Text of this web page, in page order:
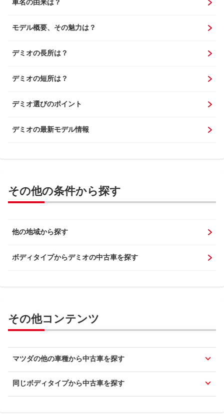
車名の由来は？
モデル概要、その魅力は？
デミオの長所は？
デミオの短所は？
デミオ選びのポイント
デミオの最新モデル情報
その他の条件から探す
他の地域から探す
ボディタイプからデミオの中古車を探す
その他コンテンツ
マツダの他の車種から中古車を探す
同じボディタイプから中古車を探す